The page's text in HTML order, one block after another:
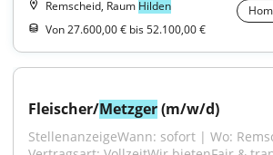
Remscheid, Raum Hilden
Von 27.600,00 € bis 52.100,00 €
Fleischer/Metzger (m/w/d)
StellenanzeigeWann: sofort | Wo: